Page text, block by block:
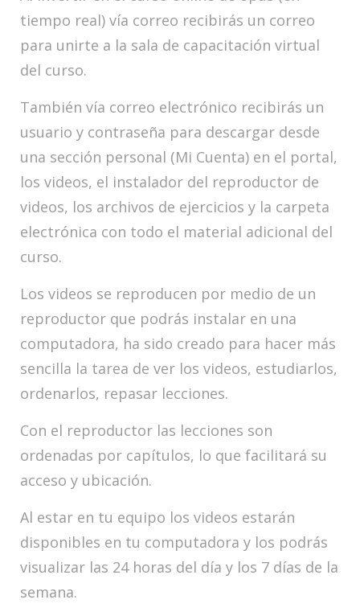
tiempo real) vía correo recibirás un correo
para unirte a la sala de capacitación virtual
del curso.
También vía correo electrónico recibirás un
usuario y contraseña para descargar desde
una sección personal (Mi Cuenta) en el portal,
los videos, el instalador del reproductor de
videos, los archivos de ejercicios y la carpeta
electrónica con todo el material adicional del
curso.
Los videos se reproducen por medio de un
reproductor que podrás instalar en una
computadora, ha sido creado para hacer más
sencilla la tarea de ver los videos, estudiarlos,
ordenarlos, repasar lecciones.
Con el reproductor las lecciones son
ordenadas por capítulos, lo que facilitará su
acceso y ubicación.
Al estar en tu equipo los videos estarán
disponibles en tu computadora y los podrás
visualizar las 24 horas del día y los 7 días de la
semana.